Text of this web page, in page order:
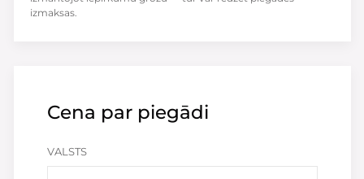
Cena par piegādi
VALSTS
izmaksas.